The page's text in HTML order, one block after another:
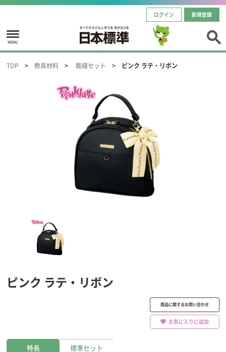
ログイン 新規登録
MENU
TOP 教具材料 裁縫セット ピンク ラテ・リボン
ピンク ラテ・リボン
商品に関するお問い合わせ
お気に入りに追加
特長 標準セット